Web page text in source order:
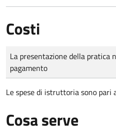
Costi
Tipo di pagamento
Importo
La presentazione della pratica
pagamento
Le spese di istruttoria sono pari
Cosa serve